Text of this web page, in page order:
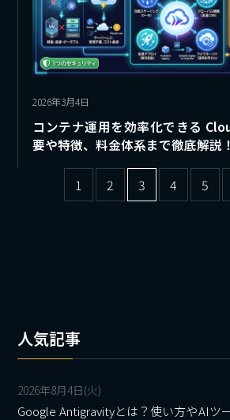
2026年3月4日
コンテナ運用を効率化できる
要や特徴、料金体系まで徹底解説！
1 2 3 4 5
人気記事
2026年8月4日(火)
Google Antigravityとは？使い方やAIツ